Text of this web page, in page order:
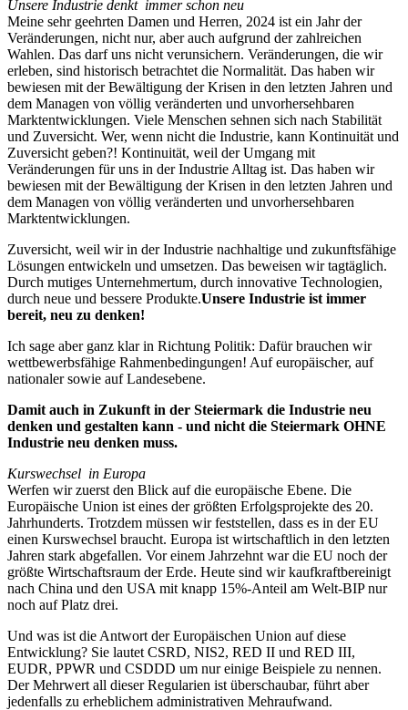
Unsere Industrie denkt immer schon neu
Meine sehr geehrten Damen und Herren, 2024 ist ein Jahr der
Veränderungen, nicht nur, aber auch aufgrund der zahlreichen
Wahlen. Das darf uns nicht verunsichern. Veränderungen, die wir
erleben, sind historisch betrachtet die Normalität. Das haben wir
bewiesen mit der Bewältigung der Krisen in den letzten Jahren und
dem Managen von völlig veränderten und unvorhersehbaren
Marktentwicklungen. Viele Menschen sehnen sich nach Stabilität
und Zuversicht. Wer, wenn nicht die Industrie, kann Kontinuität und
Zuversicht geben?! Kontinuität, weil der Umgang mit
Veränderungen für uns in der Industrie Alltag ist. Das haben wir
bewiesen mit der Bewältigung der Krisen in den letzten Jahren und
dem Managen von völlig veränderten und unvorhersehbaren
Marktentwicklungen.
Zuversicht, weil wir in der Industrie nachhaltige und zukunftsfähige
Lösungen entwickeln und umsetzen. Das beweisen wir tagtäglich.
Durch mutiges Unternehmertum, durch innovative Technologien,
durch neue und bessere Produkte.Unsere Industrie ist immer
bereit, neu zu denken!
Ich sage aber ganz klar in Richtung Politik: Dafür brauchen wir
wettbewerbsfähige Rahmenbedingungen! Auf europäischer, auf
nationaler sowie auf Landesebene.
Damit auch in Zukunft in der Steiermark die Industrie neu
denken und gestalten kann - und nicht die Steiermark OHNE
Industrie neu denken muss.
Kurswechsel in Europa
Werfen wir zuerst den Blick auf die europäische Ebene. Die
Europäische Union ist eines der größten Erfolgsprojekte des 20.
Jahrhunderts. Trotzdem müssen wir feststellen, dass es in der EU
einen Kurswechsel braucht. Europa ist wirtschaftlich in den letzten
Jahren stark abgefallen. Vor einem Jahrzehnt war die EU noch der
größte Wirtschaftsraum der Erde. Heute sind wir kaufkraftbereinigt
nach China und den USA mit knapp 15%-Anteil am Welt-BIP nur
noch auf Platz drei.
Und was ist die Antwort der Europäischen Union auf diese
Entwicklung? Sie lautet CSRD, NIS2, RED II und RED III,
EUDR, PPWR und CSDDD um nur einige Beispiele zu nennen.
Der Mehrwert all dieser Regularien ist überschaubar, führt aber
jedenfalls zu erheblichem administrativen Mehraufwand.